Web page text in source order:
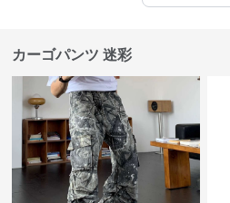
カーゴパンツ 迷彩